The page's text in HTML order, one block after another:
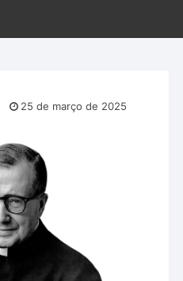
25 de março de 2025